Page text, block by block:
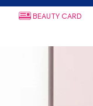
BEAUTY CARD